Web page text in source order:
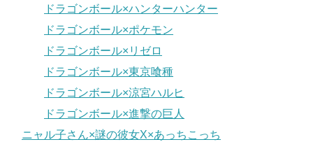
ドラゴンボール×ハンターハンター
ドラゴンボール×ポケモン
ドラゴンボール×リゼロ
ドラゴンボール×東京喰種
ドラゴンボール×涼宮ハルヒ
ドラゴンボール×進撃の巨人
ニャル子さん×謎の彼女X×あっちこっち